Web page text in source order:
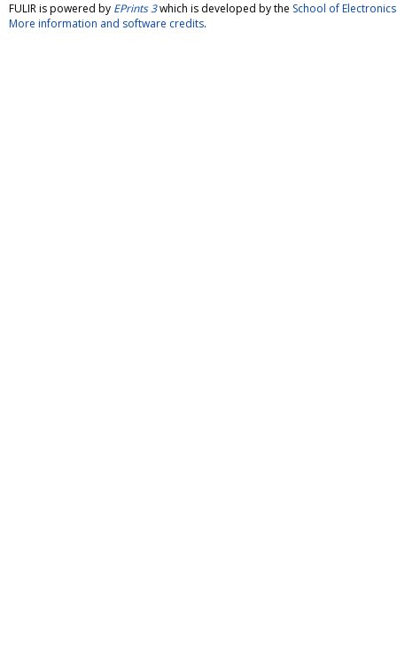
FULIR is powered by EPrints 3which is developed by the School of
More information and software credits.